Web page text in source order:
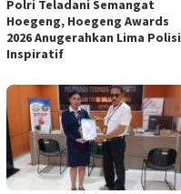
Polri Teladani Semangat
Hoegeng, Hoegeng Awards
2026 Anugerahkan Lima Polisi
Inspiratif